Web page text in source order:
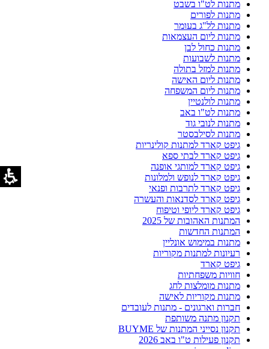
מתנות לט"ו בשבט
מתנות לפורים
מתנות לל"ג בעומר
מתנות ליום העצמאות
מתנות כחול לבן
מתנות לשבועות
מתנות למזל בתולה
מתנות ליום האישה
מתנות ליום המשפחה
מתנות לולנטיין
מתנות לט"ו באב
מתנות לנובי גוד
מתנות לסילבסטר
גיפט קארד למתנות קולינריות
גיפט קארד לבתי ספא
גיפט קארד למותגי אופנה
גיפט קארד לנופש ולמלונות
גיפט קארד לתרבות ופנאי
גיפט קארד לסדנאות והעשרה
גיפט קארד ליופי וטיפוח
המתנות האהובות של 2025
המתנות החדשות
מתנות במימוש אונליין
רעיונות למתנות מקוריות
גיפט קארד
חוויות משפחתיות
מתנות מומלצות לחג
מתנות מקוריות לאישה
חברות וארגונים - מתנות לעובדים
תקנון מתנה משותפת
תקנון נסייני המתנות של BUYME
תקנון פעילות ט"ו באב 2026